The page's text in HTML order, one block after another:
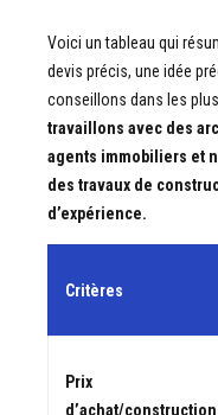
Voici un tableau qui
devis précis, une idée
conseillons dans les
travaillons avec des
agents immobiliers et
des travaux de
d’expérience.
Critères
Prix
d’achat/construction